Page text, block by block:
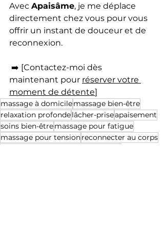
Avec Apaisâme, je me déplace
directement chez vous pour vous
offrir un instant de douceur et de
reconnexion.
maintenant pour réserver votre
moment de détente]
massage à domicilemassage bien-être
relaxation profondelâcher-priseapaisement
soins bien-êtremassage pour fatigue
massage pour tensionreconnecter au corps